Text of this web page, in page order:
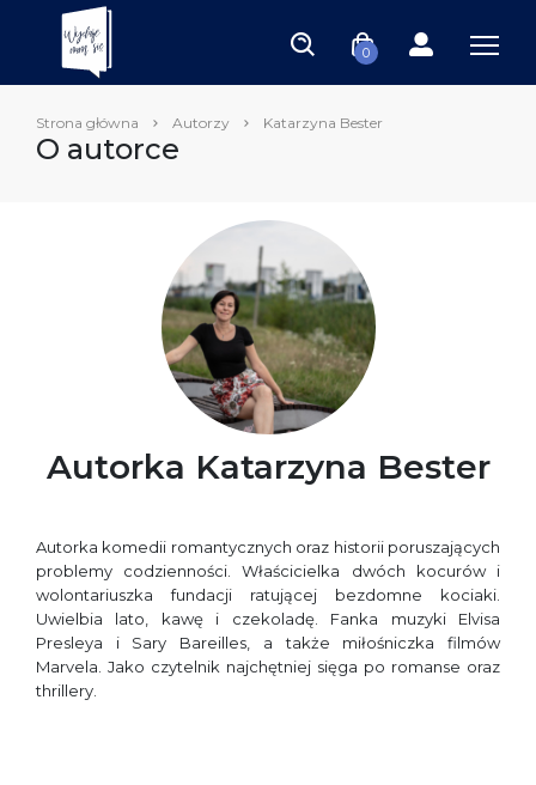
0
Strona główna Autorzy Katarzyna Bester
O autorce
Autorka Katarzyna Bester
Autorka komedii romantycznych oraz historii poruszających
problemy codzienności. Właścicielka dwóch kocurów i
wolontariuszka fundacji ratującej bezdomne kociaki.
Uwielbia lato, kawę i czekoladę. Fanka muzyki Elvisa
Presleya i Sary Bareilles, a także miłośniczka filmów
Marvela. Jako czytelnik najchętniej sięga po romanse oraz
thrillery.